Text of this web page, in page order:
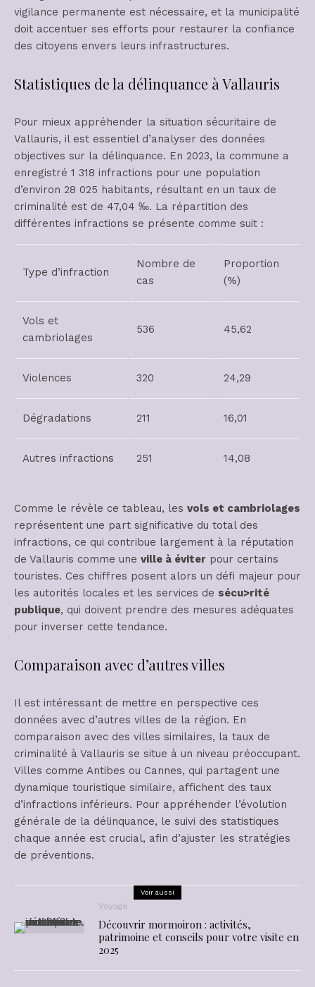
vigilance permanente est nécessaire, et la municipalité
doit accentuer ses efforts pour restaurer la confiance
des citoyens envers leurs infrastructures.
Statistiques de la délinquance à Vallauris
Pour mieux appréhender la situation sécuritaire de
Vallauris, il est essentiel d’analyser des données
objectives sur la délinquance. En 2023, la commune a
enregistré 1 318 infractions pour une population
d’environ 28 025 habitants, résultant en un taux de
criminalité est de 47,04 ‰. La répartition des
différentes infractions se présente comme suit :
Type d’infraction
Nombre de
cas
Proportion
(%)
Vols et
cambriolages
536 45,62
Violences 320 24,29
Dégradations 211 16,01
Autres infractions 251 14,08
Comme le révèle ce tableau, les vols et cambriolages
représentent une part significative du total des
infractions, ce qui contribue largement à la réputation
de Vallauris comme une ville à éviter pour certains
touristes. Ces chiffres posent alors un défi majeur pour
les autorités locales et les services de sécu>rité
publique, qui doivent prendre des mesures adéquates
pour inverser cette tendance.
Comparaison avec d’autres villes
Il est intéressant de mettre en perspective ces
données avec d’autres villes de la région. En
comparaison avec des villes similaires, la taux de
criminalité à Vallauris se situe à un niveau préoccupant.
Villes comme Antibes ou Cannes, qui partagent une
dynamique touristique similaire, affichent des taux
d’infractions inférieurs. Pour appréhender l’évolution
générale de la délinquance, le suivi des statistiques
chaque année est crucial, afin d’ajuster les stratégies
de préventions.
Voir aussi
Voyage
Découvrir mormoiron : activités,
patrimoine et conseils pour votre visite en
2025